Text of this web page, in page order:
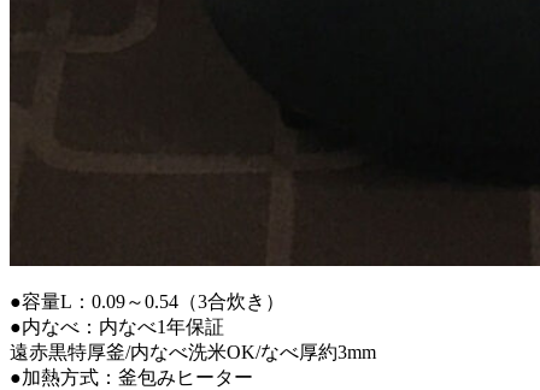
●容量L：0.09～0.54（3合炊き）
●内なべ：内なべ1年保証
遠赤黒特厚釜/内なべ洗米OK/なべ厚約3mm
●加熱方式：釜包みヒーター